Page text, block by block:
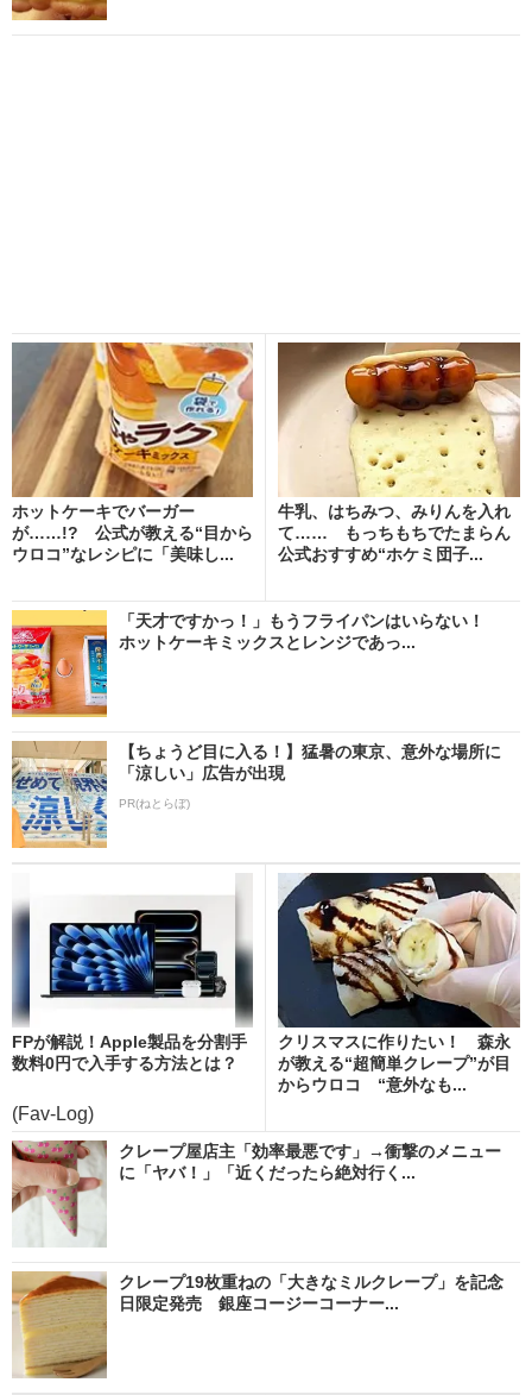
ホットケーキでバーガー
が……!? 公式が教える“目から
ウロコ”なレシピに「美味し...
牛乳、はちみつ、みりんを入れ
て…… もっちもちでたまらん
公式おすすめ“ホケミ団子...
「天才ですかっ！」もうフライパンはいらない！
ホットケーキミックスとレンジであっ...
【ちょうど目に入る！】猛暑の東京、意外な場所に
「涼しい」広告が出現
PR(ねとらぼ)
FPが解説！Apple製品を分割手
数料0円で入手する方法とは？
(Fav-Log)
クリスマスに作りたい！ 森永
が教える“超簡単クレープ”が目
からウロコ “意外なも...
クレープ屋店主「効率最悪です」→衝撃のメニュー
に「ヤバ！」「近くだったら絶対行く...
クレープ19枚重ねの「大きなミルクレープ」を記念
日限定発売 銀座コージーコーナー...